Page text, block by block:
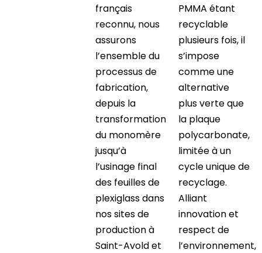
français
reconnu, nous
assurons
l’ensemble du
processus de
fabrication,
depuis la
transformation
du monomère
jusqu’à
l’usinage final
des feuilles de
plexiglass dans
nos sites de
production à
Saint-Avold et
PMMA étant
recyclable
plusieurs fois, il
s’impose
comme une
alternative
plus verte que
la plaque
polycarbonate,
limitée à un
cycle unique de
recyclage.
Alliant
innovation et
respect de
l’environnement,